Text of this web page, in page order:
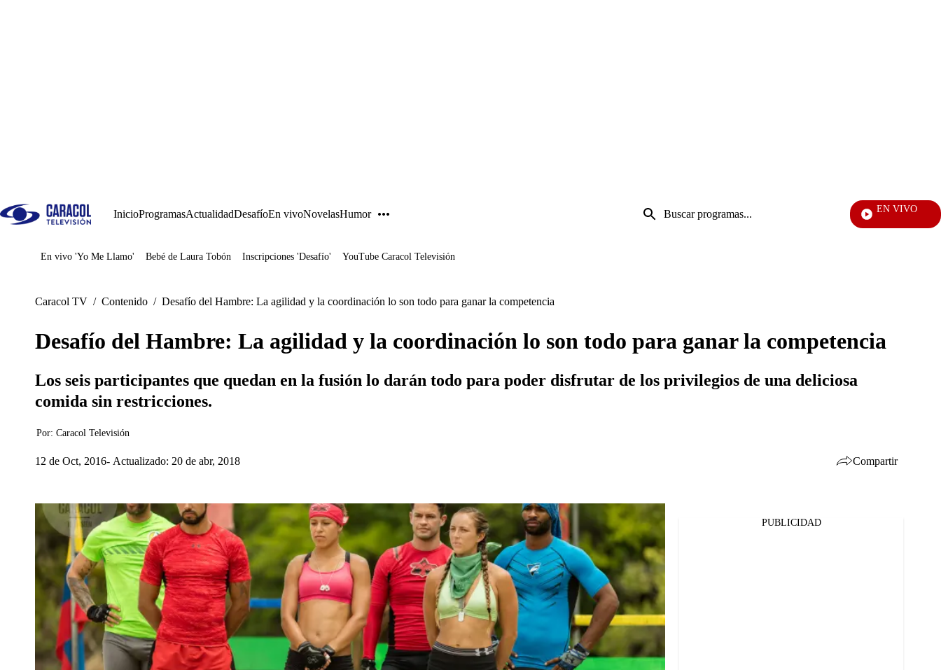
InicioProgramasActualidadDesafíoEn vivoNovelasHumor
Entrada
de
EN VIVO
También
Juegos
En vivo 'Yo Me Llamo' Bebé de Laura Tobón Inscripciones 'Desafío' YouTube Caracol Televisión
Caracol TV / Contenido / Desafío del Hambre: La agilidad y la coordinación lo son todo para ganar la competencia
Desafío del Hambre: La agilidad y la coordinación lo son todo para ganar la competencia
Los seis participantes que quedan en la fusión lo darán todo para poder disfrutar de los privilegios de una deliciosa
comida sin restricciones.
Por: Caracol Televisión
12 de Oct, 2016 Actualizado: 20 de abr, 2018 Compartir
Facebook
Twitter
PUBLICIDAD